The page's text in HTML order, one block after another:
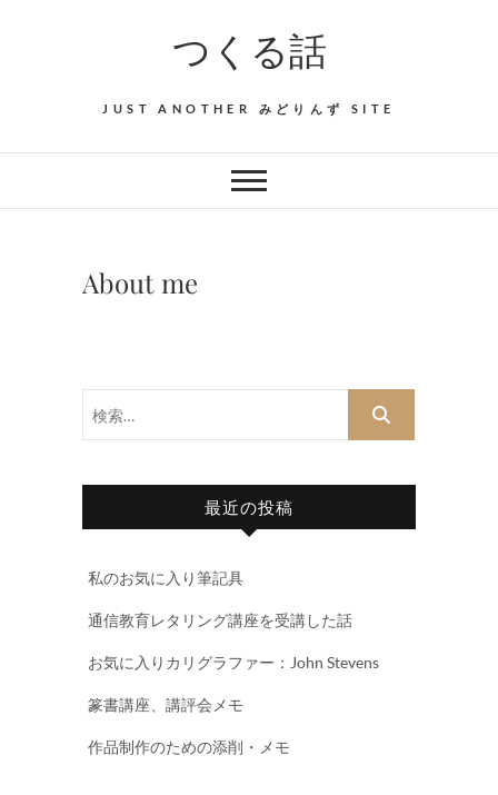
つくる話
JUST ANOTHER みどりんず SITE
About me
最近の投稿
私のお気に入り筆記具
通信教育レタリング講座を受講した話
お気に入りカリグラファー：John Stevens
篆書講座、講評会メモ
作品制作のための添削・メモ